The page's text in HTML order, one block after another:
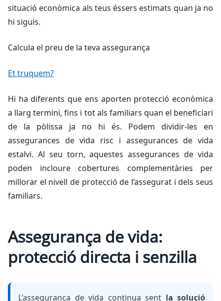
situació econòmica als teus éssers estimats quan ja no
hi siguis.
Calcula el preu de la teva assegurança
Et truquem?
Hi ha diferents que ens aporten protecció econòmica
a llarg termini, fins i tot als familiars quan el beneficiari
de la pòlissa ja no hi és. Podem dividir-les en
assegurances de vida risc i assegurances de vida
estalvi. Al seu torn, aquestes assegurances de vida
poden incloure cobertures complementàries per
millorar el nivell de protecció de l’assegurat i dels seus
familiars.
Assegurança de vida:
protecció directa i senzilla
L’assegurança de vida continua sent la solució